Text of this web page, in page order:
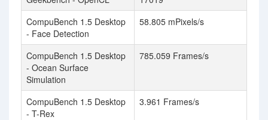
CompuBench 1.5 Desktop
- Face Detection
58.805 mPixels/s
CompuBench 1.5 Desktop
- Ocean Surface
Simulation
785.059 Frames/s
CompuBench 1.5 Desktop
- T-Rex
3.961 Frames/s